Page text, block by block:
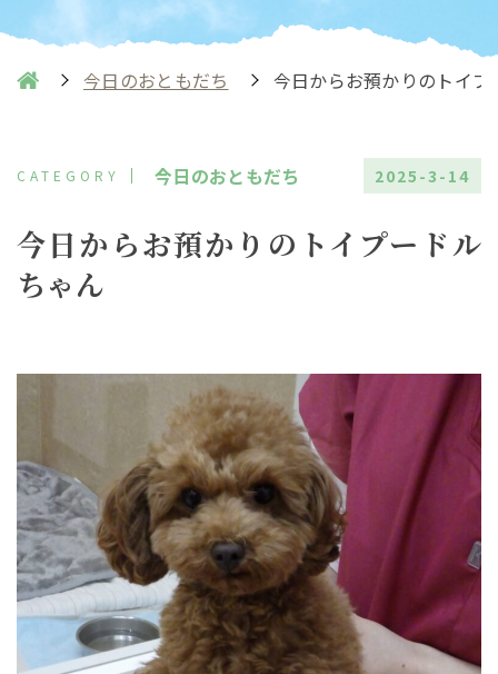
今日のおともだち 今日からお預かりのトイプ
今日のおともだち 2025-3-14
今日からお預かりのトイプードル
ちゃん